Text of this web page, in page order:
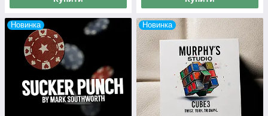
Новинка Новинка